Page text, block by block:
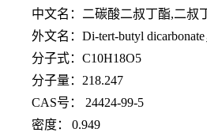
中文名：二碳酸二叔丁酯,二叔
外文名： Di-tert-butyl
分子式： C10H18O5
分子量： 218.247
CAS号： 24424-99-5
密度：
0.949